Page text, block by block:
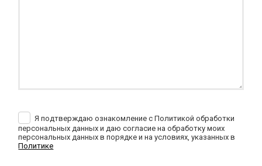
Я подтверждаю ознакомление с Политикой обработки
персональных данных и даю согласие на обработку моих
персональных данных в порядке и на условиях, указанных в
Политике